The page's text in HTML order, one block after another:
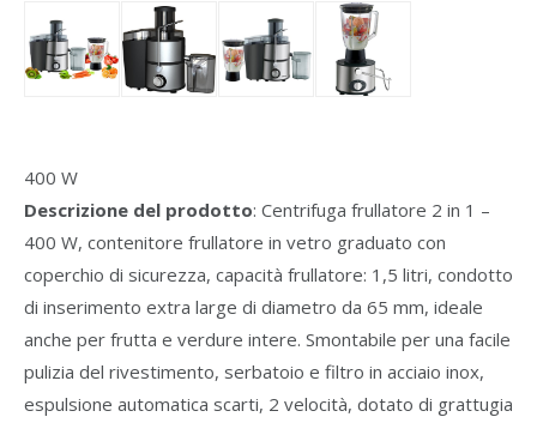
400 W
Descrizione del prodotto: Centrifuga frullatore 2 in 1 –
400 W, contenitore frullatore in vetro graduato con
coperchio di sicurezza, capacità frullatore: 1,5 litri, condotto
di inserimento extra large di diametro da 65 mm, ideale
anche per frutta e verdure intere. Smontabile per una facile
pulizia del rivestimento, serbatoio e filtro in acciaio inox,
espulsione automatica scarti, 2 velocità, dotato di grattugia